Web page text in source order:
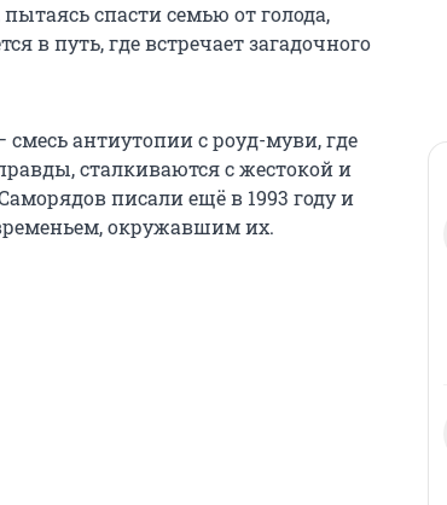
спасти семью от голода,
в путь, где встречает загадочного
смесь антиутопии с роуд-муви, где
сталкиваются с жестокой и
писали ещё в 1993 году и
окружавшим их.